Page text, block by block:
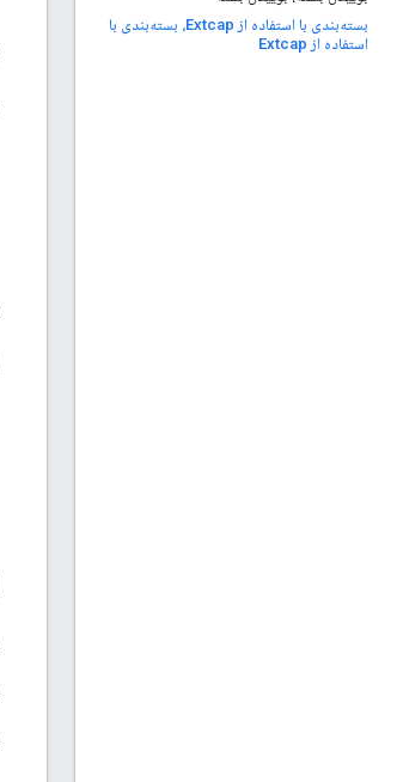
بسته‌بندی با استفاده از Extcap، بسته‌بندی با
استفاده از Extcap